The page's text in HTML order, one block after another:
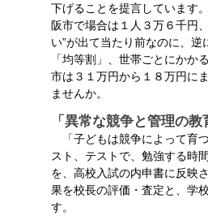
下げることを提言しています
阪市で場合は１人３万６千円
い”が出て当たり前なのに、
「均等割」、世帯ごとにかか
市は３１万円から１８万円に
ませんか。
「異常な競争と管理の
「子どもは競争によって育
スト、テストで、勉強する時
を、高校入試の内申書に反映
果を校長の評価・査定と、学
す。